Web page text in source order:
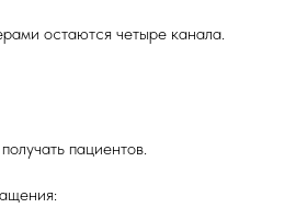
остаются четыре канала.
пациентов.